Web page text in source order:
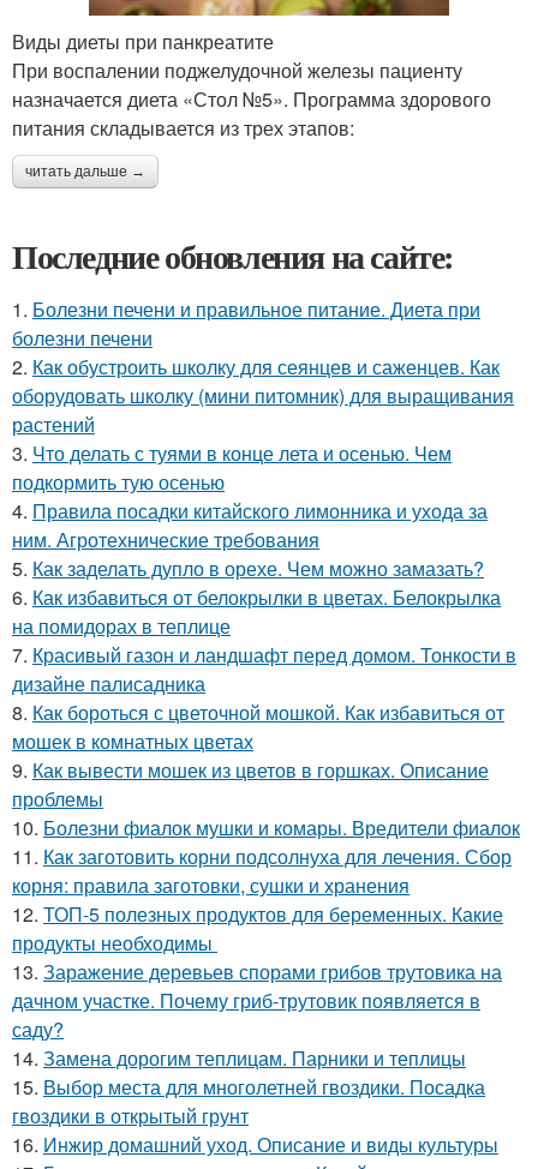
Виды диеты при панкреатите
При воспалении поджелудочной железы пациенту
назначается диета «Стол №5». Программа здорового
питания складывается из трех этапов:
читать дальше →
Последние обновления на сайте:
1. Болезни печени и правильное питание. Диета при
болезни печени
2. Как обустроить школку для сеянцев и саженцев. Как
оборудовать школку (мини питомник) для выращивания
растений
3. Что делать с туями в конце лета и осенью. Чем
подкормить тую осенью
4. Правила посадки китайского лимонника и ухода за
ним. Агротехнические требования
5. Как заделать дупло в орехе. Чем можно замазать?
6. Как избавиться от белокрылки в цветах. Белокрылка
на помидорах в теплице
7. Красивый газон и ландшафт перед домом. Тонкости в
дизайне палисадника
8. Как бороться с цветочной мошкой. Как избавиться от
мошек в комнатных цветах
9. Как вывести мошек из цветов в горшках. Описание
проблемы
10. Болезни фиалок мушки и комары. Вредители фиалок
11. Как заготовить корни подсолнуха для лечения. Сбор
корня: правила заготовки, сушки и хранения
12. ТОП-5 полезных продуктов для беременных. Какие
продукты необходимы
13. Заражение деревьев спорами грибов трутовика на
дачном участке. Почему гриб-трутовик появляется в
саду?
14. Замена дорогим теплицам. Парники и теплицы
15. Выбор места для многолетней гвоздики. Посадка
гвоздики в открытый грунт
16. Инжир домашний уход. Описание и виды культуры